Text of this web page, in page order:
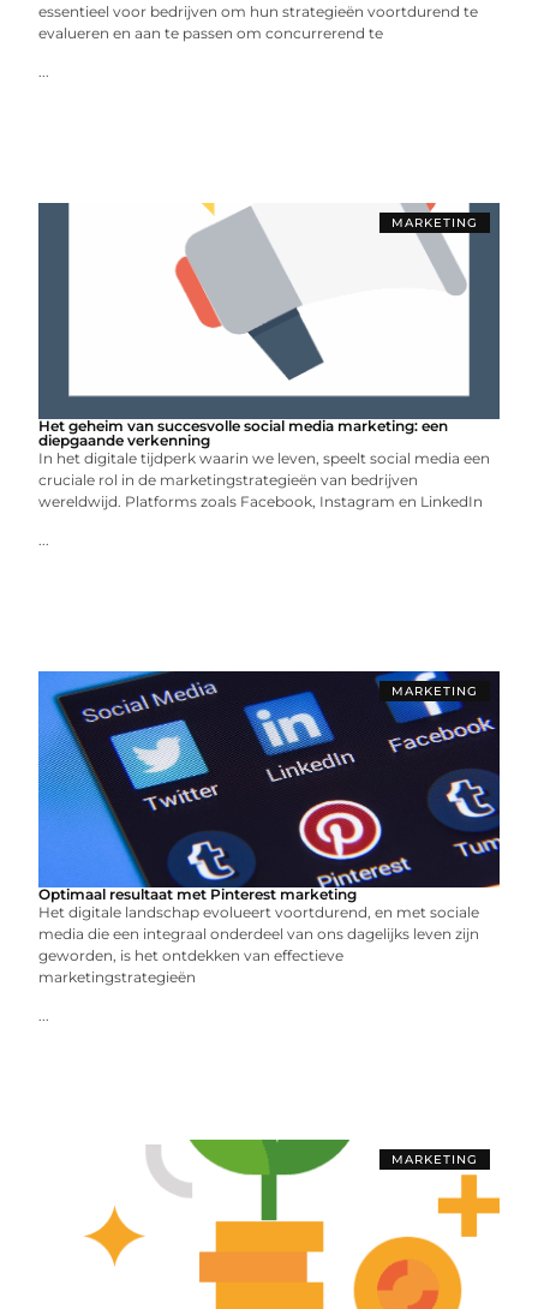
essentieel voor bedrijven om hun strategieën voortdurend te
evalueren en aan te passen om concurrerend te
...
MARKETING
Het geheim van succesvolle social media marketing: een
diepgaande verkenning
In het digitale tijdperk waarin we leven, speelt social media een
cruciale rol in de marketingstrategieën van bedrijven
wereldwijd. Platforms zoals Facebook, Instagram en LinkedIn
...
MARKETING
Optimaal resultaat met Pinterest marketing
Het digitale landschap evolueert voortdurend, en met sociale
media die een integraal onderdeel van ons dagelijks leven zijn
geworden, is het ontdekken van effectieve
marketingstrategieën
...
MARKETING